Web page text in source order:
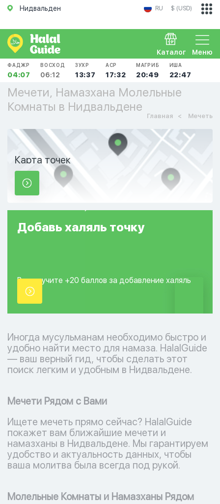
Нидвальден RU $ (USD)
Меню
Каталог
ФАДЖР
04:07
ВОСХОД
06:12
ЗУХР
13:37
АСР
17:32
МАГРИБ
20:49
ИША
22:47
Мечети, Намазхана Молельные
Комнаты в Нидвальдене
Главная Мечеть
Карта точек
Добавь халяль точку
Вы получите +20 баллов за добавление халяль
точки.
Иногда мусульманам необходимо быстро и
удобно найти место для намаза. HalalGuide
— ваш верный гид, чтобы сделать этот
поиск легким и удобным в Нидвальдене.
Мечети Рядом с Вами
Ищете мечеть прямо сейчас? HalalGuide
покажет вам ближайшие мечети и
намазханы в Нидвальдене. Мы гарантируем
удобство и актуальность данных, чтобы
ваша молитва была всегда под рукой.
Молельные Комнаты и Намазханы Рядом